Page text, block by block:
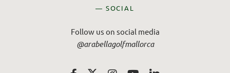
— SOCIAL
Follow us on social media
@arabellagolfmallorca